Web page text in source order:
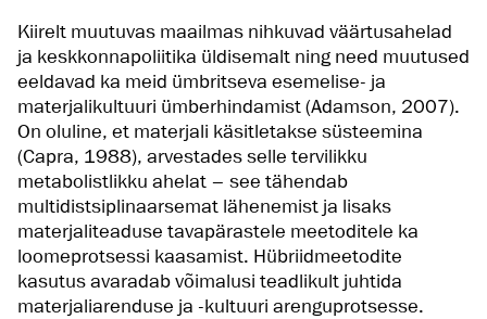
Kiirelt muutuvas maailmas nihkuvad väärtusahelad
ja keskkonnapoliitika üldisemalt ning need muutused
eeldavad ka meid ümbritseva esemelise- ja
materjalikultuuri ümberhindamist (Adamson, 2007).
On oluline, et materjali käsitletakse süsteemina
(Capra, 1988), arvestades selle tervilikku
metabolistlikku ahelat – see tähendab
multidistsiplinaarsemat lähenemist ja lisaks
materjaliteaduse tavapärastele meetoditele ka
loomeprotsessi kaasamist. Hübriidmeetodite
kasutus avaradab võimalusi teadlikult juhtida
materjaliarenduse ja -kultuuri arenguprotsesse.